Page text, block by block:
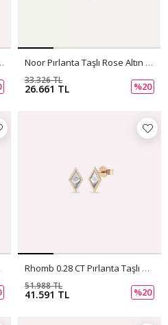
Altın Küpe Noor Pırlanta Taşlı Rose Altın Küpe
26.661 TL
33.326 TL
%20
Rhomb 0.28 CT Pırlanta Taşlı Rose Altın Küpe
41.591 TL
51.988 TL
%20